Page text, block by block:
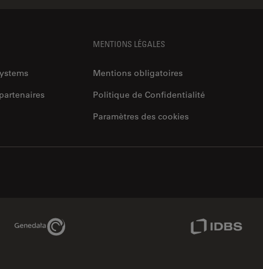
MENTIONS LÉGALES
Mentions obligatoires
Politique de Confidentialité
Paramètres des cookies
Genedata Link